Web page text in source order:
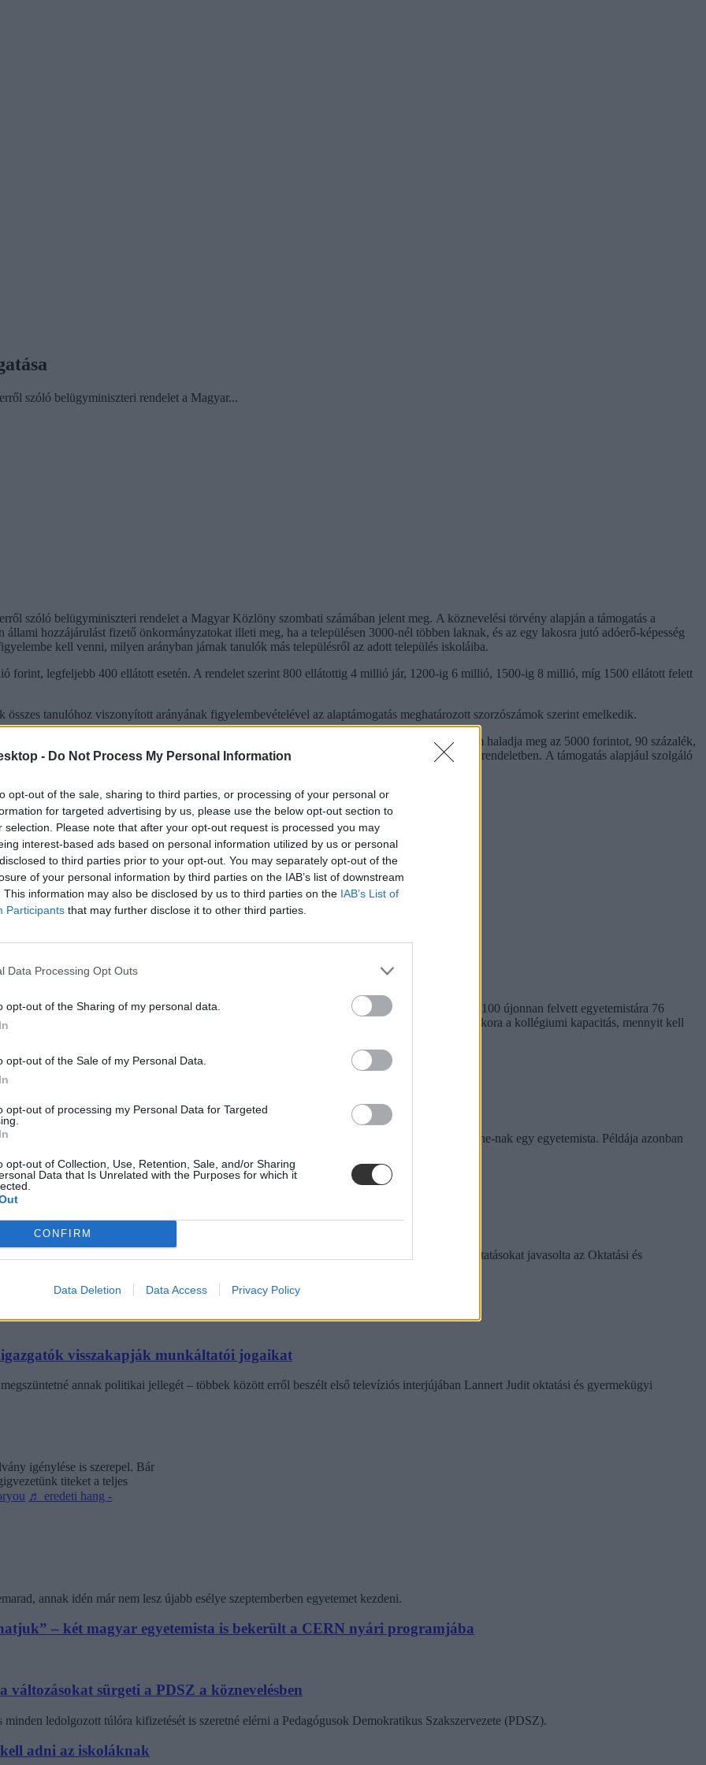
- Do Not Process My Personal Information
opt-out of the sale, sharing to third parties, or processing of your personal or
for targeted advertising by us, please use the below opt-out section to
selection. Please note that after your opt-out request is processed you may
interest-based ads based on personal information utilized by us or personal
to third parties prior to your opt-out. You may separately opt-out of the
of your personal information by third parties on the IAB’s list of downstream
This information may also be disclosed by us to third parties on the IAB’s List of
Participants that may further disclose it to other third parties.
Data Processing Opt Outs
opt-out of the Sharing of my personal data.
opt-out of the Sale of my Personal Data.
opt-out of processing my Personal Data for Targeted
opt-out of Collection, Use, Retention, Sale, and/or Sharing
Data that Is Unrelated with the Purposes for which it
CONFIRM
Data Deletion Data Access Privacy Policy
szóló belügyminiszteri rendelet a Magyar...
szóló belügyminiszteri rendelet a Magyar Közlöny szombati számában jelent meg. A köznevelési törvény alapján a támogatás a
hozzájárulást fizető önkormányzatokat illeti meg, ha a településen 3000-nél többen laknak, és az egy lakosra jutó adóerő-képesség
kell venni, milyen arányban járnak tanulók más településről az adott település iskoláiba.
forint, legfeljebb 400 ellátott esetén. A rendelet szerint 800 ellátottig 4 millió jár, 1200-ig 6 millió, 1500-ig 8 millió, míg 1500 ellátott felett
tanulóhoz viszonyított arányának figyelembevételével az alaptámogatás meghatározott szorzószámok szerint emelkedik.
véve 100 százalék, ha a települési önkormányzat egy lakosra jutó adóerő-képessége nem haladja meg az 5000 forintot, 90 százalék,
001 és 15 000 forint közötti, és 70 százalék, ha 15 001 és 20 000 forint közötti - olvasható a rendeletben. A támogatás alapjául szolgáló
statisztika alapján állapítják meg.
mint ahány kollégiumi férőhely összesen van
hány kollégiumi férőhely jut a hallgatókra, a térítési díj összege sem egységes. Míg a BME-n 100 újonnan felvett egyetemistára 76
9300 és 25 500 forint között mozognak a vizsgált intézményekben. Megnéztük, hol mekkora a kollégiumi kapacitás, mennyit kell
– több mint százezer levelezős hallgatót érinthet a szabály
hallgató vagyok, egyből húzni kezdték a szájukat” – számolt be tapasztalatairól az Eduline-nak egy egyetemista. Példája azonban
dönthetnének az iskolaérettségről
az iskolaérettségről, és az oviKRÉTA is átalakulhat. Többek között ezeket a változtatásokat javasolta az Oktatási és
visszakapják munkáltatói jogaikat
annak politikai jellegét – többek között erről beszélt első televíziós interjújában Lannert Judit oktatási és gyermekügyi
igénylése is szerepel. Bár
titeket a teljes
♬ eredeti hang -
annak idén már nem lesz újabb esélye szeptemberben egyetemet kezdeni.
– két magyar egyetemista is bekerült a CERN nyári programjába
sürgeti a PDSZ a köznevelésben
ledolgozott túlóra kifizetését is szeretné elérni a Pedagógusok Demokratikus Szakszervezete (PDSZ).
kell adni az iskoláknak